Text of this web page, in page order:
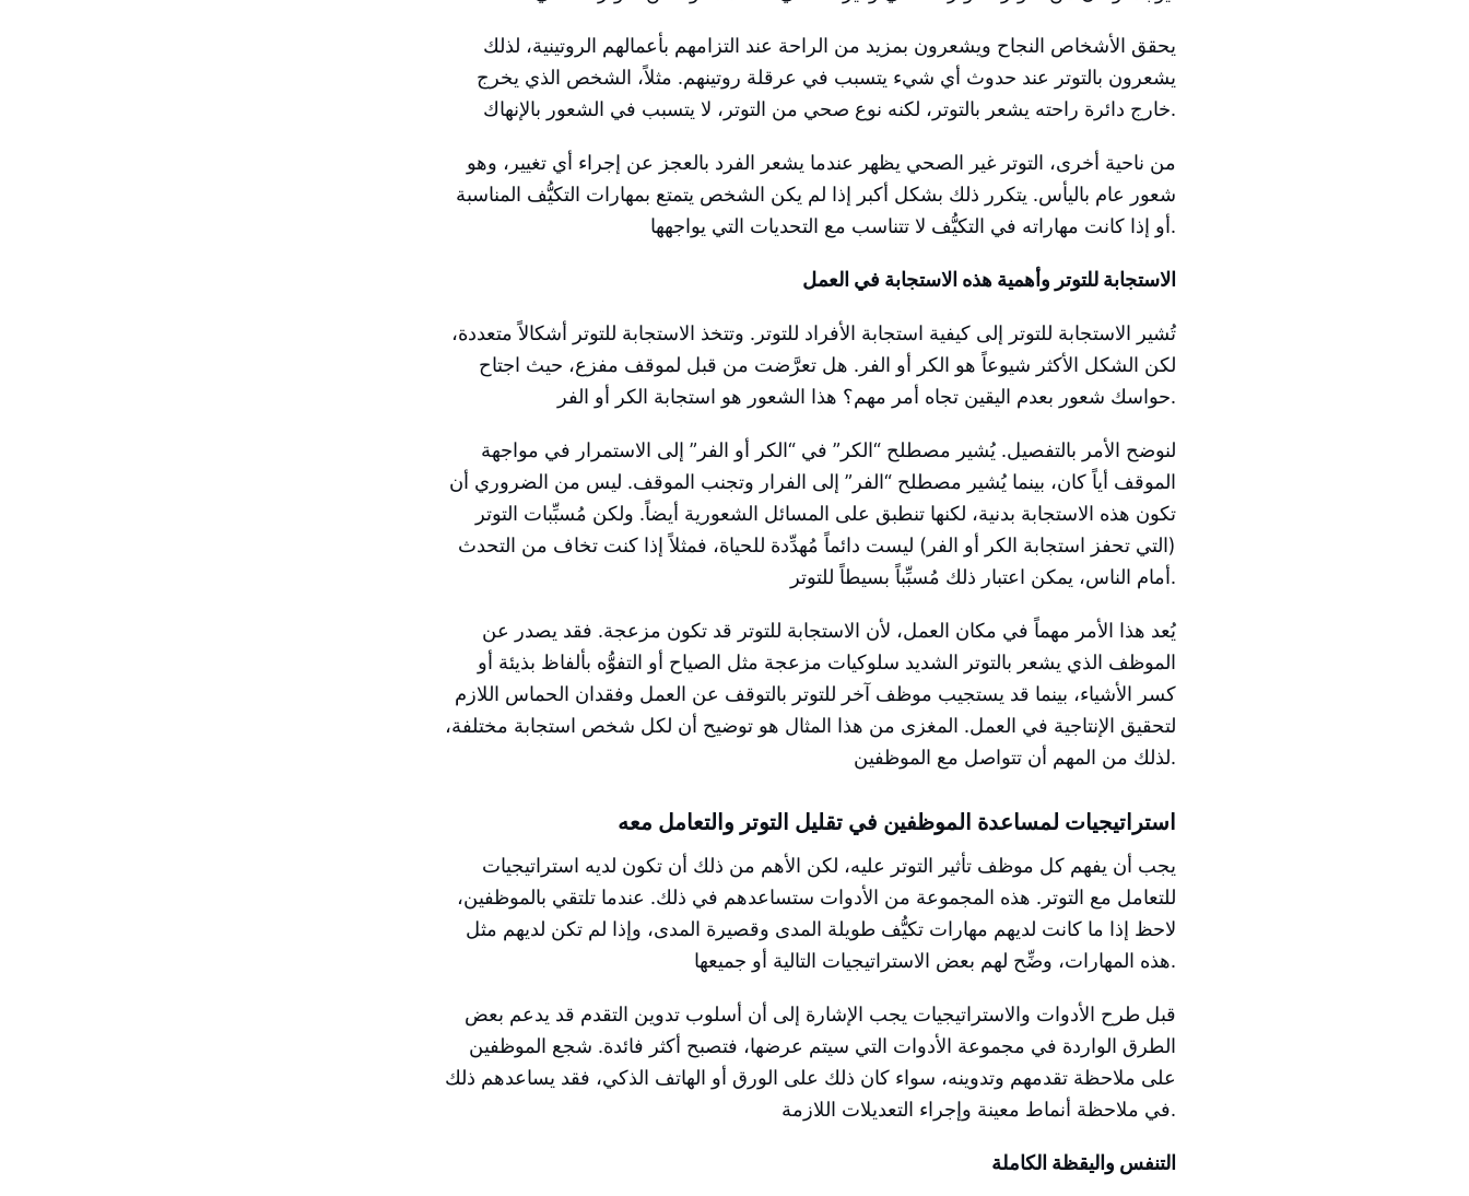
يحقق الأشخاص النجاح ويشعرون بمزيد من الراحة عند التزامهم بأعمالهم الروتينية، لذلك
يشعرون بالتوتر عند حدوث أي شيء يتسبب في عرقلة روتينهم. مثلاً، الشخص الذي يخرج
خارج دائرة راحته يشعر بالتوتر، لكنه نوع صحي من التوتر، لا يتسبب في الشعور بالإنهاك.
من ناحية أخرى، التوتر غير الصحي يظهر عندما يشعر الفرد بالعجز عن إجراء أي تغيير، وهو
شعور عام باليأس. يتكرر ذلك بشكل أكبر إذا لم يكن الشخص يتمتع بمهارات التكيُّف المناسبة
أو إذا كانت مهاراته في التكيُّف لا تتناسب مع التحديات التي يواجهها.
الاستجابة للتوتر وأهمية هذه الاستجابة في العمل
تُشير الاستجابة للتوتر إلى كيفية استجابة الأفراد للتوتر. وتتخذ الاستجابة للتوتر أشكالاً متعددة،
لكن الشكل الأكثر شيوعاً هو الكر أو الفر. هل تعرَّضت من قبل لموقف مفزع، حيث اجتاح
حواسك شعور بعدم اليقين تجاه أمر مهم؟ هذا الشعور هو استجابة الكر أو الفر.
لنوضح الأمر بالتفصيل. يُشير مصطلح “الكر” في “الكر أو الفر” إلى الاستمرار في مواجهة
الموقف أياً كان، بينما يُشير مصطلح “الفر” إلى الفرار وتجنب الموقف. ليس من الضروري أن
تكون هذه الاستجابة بدنية، لكنها تنطبق على المسائل الشعورية أيضاً. ولكن مُسبِّبات التوتر
(التي تحفز استجابة الكر أو الفر) ليست دائماً مُهدِّدة للحياة، فمثلاً إذا كنت تخاف من التحدث
أمام الناس، يمكن اعتبار ذلك مُسبِّباً بسيطاً للتوتر.
يُعد هذا الأمر مهماً في مكان العمل، لأن الاستجابة للتوتر قد تكون مزعجة. فقد يصدر عن
الموظف الذي يشعر بالتوتر الشديد سلوكيات مزعجة مثل الصياح أو التفوُّه بألفاظ بذيئة أو
كسر الأشياء، بينما قد يستجيب موظف آخر للتوتر بالتوقف عن العمل وفقدان الحماس اللازم
لتحقيق الإنتاجية في العمل. المغزى من هذا المثال هو توضيح أن لكل شخص استجابة مختلفة،
لذلك من المهم أن تتواصل مع الموظفين.
استراتيجيات لمساعدة الموظفين في تقليل التوتر والتعامل معه
يجب أن يفهم كل موظف تأثير التوتر عليه، لكن الأهم من ذلك أن تكون لديه استراتيجيات
للتعامل مع التوتر. هذه المجموعة من الأدوات ستساعدهم في ذلك. عندما تلتقي بالموظفين،
لاحظ إذا ما كانت لديهم مهارات تكيُّف طويلة المدى وقصيرة المدى، وإذا لم تكن لديهم مثل
هذه المهارات، وضِّح لهم بعض الاستراتيجيات التالية أو جميعها.
قبل طرح الأدوات والاستراتيجيات يجب الإشارة إلى أن أسلوب تدوين التقدم قد يدعم بعض
الطرق الواردة في مجموعة الأدوات التي سيتم عرضها، فتصبح أكثر فائدة. شجع الموظفين
على ملاحظة تقدمهم وتدوينه، سواء كان ذلك على الورق أو الهاتف الذكي، فقد يساعدهم ذلك
في ملاحظة أنماط معينة وإجراء التعديلات اللازمة.
التنفس واليقظة الكاملة